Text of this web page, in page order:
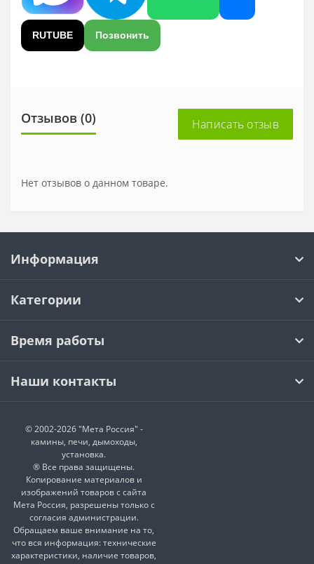
RUTUBE Позвонить
Отзывов (0) Написать отзыв
Нет отзывов о данном товаре.
Информация
Категории
Время работы
Наши контакты
© 2002-2026 "Мета Россия" -
камины, печи, дымоходы,
установка.
® Все права защищены.
Копирование материалов и
изображений товаров с сайта
Мета Россия, разрешены только с
согласия администрации.
Обращаем ваше внимание на то,
что вся информация: технические
характеристики, наличие товаров,